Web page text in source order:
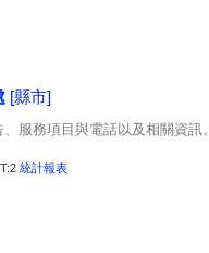
[縣市]
服務項目與電話以及相關資訊
統計報表